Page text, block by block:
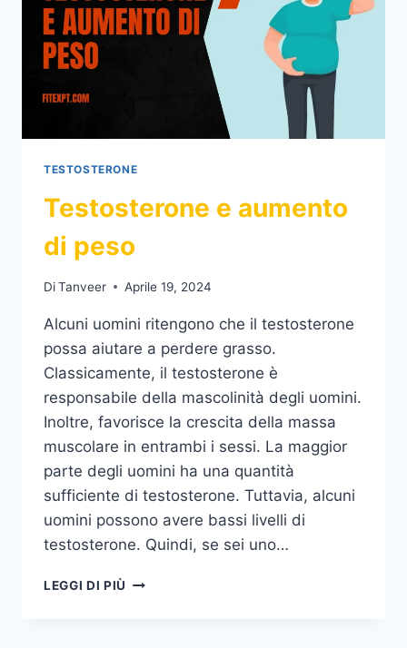
TESTOSTERONE
Testosterone e aumento
di peso
DiTanveer Aprile 19, 2024
Alcuni uomini ritengono che il testosterone
possa aiutare a perdere grasso.
Classicamente, il testosterone è
responsabile della mascolinità degli uomini.
Inoltre, favorisce la crescita della massa
muscolare in entrambi i sessi. La maggior
parte degli uomini ha una quantità
sufficiente di testosterone. Tuttavia, alcuni
uomini possono avere bassi livelli di
testosterone. Quindi, se sei uno…
LEGGI DI PIÙ TESTOSTERONE